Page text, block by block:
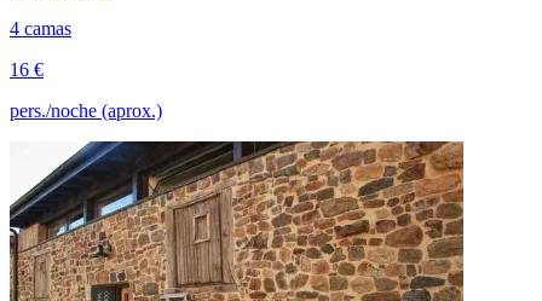
4 camas
16 €
pers./noche (aprox.)